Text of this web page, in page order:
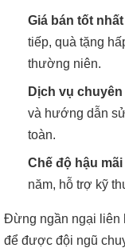
Giá bán tốt
tiếp, quà tặng
thường niên.
Dịch vụ
và hướng dẫn
toàn.
Chế độ hậu
năm, hỗ trợ kỹ
Đừng ngần ngại liên
để được đội ngũ